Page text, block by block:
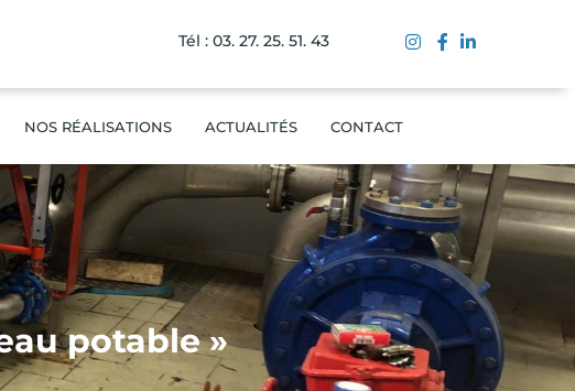
Tél : 03. 27. 25. 51. 43
NOS RÉALISATIONS ACTUALITÉS CONTACT
potable »